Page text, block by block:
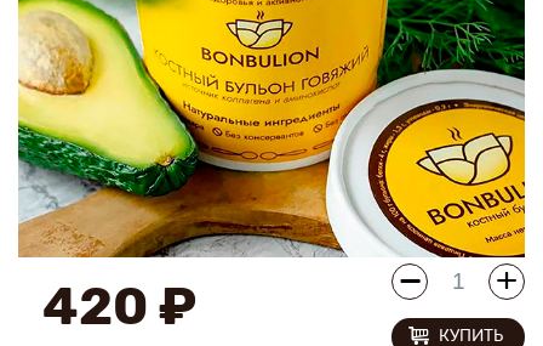
Новинки
Рецепты
Блог
Оплата/доставка
Контакты
420 ₽
КУПИТЬ